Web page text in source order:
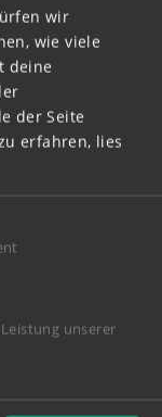
wir
wie viele
deine
der Seite
erfahren, lies
unserer